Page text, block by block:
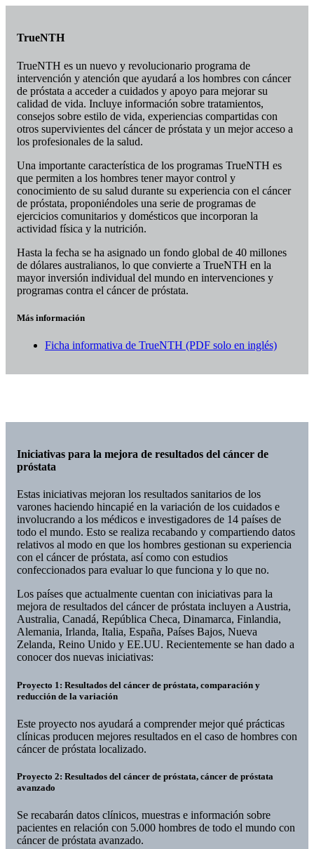
TrueNTH
TrueNTH es un nuevo y revolucionario programa de
intervención y atención que ayudará a los hombres con cáncer
de próstata a acceder a cuidados y apoyo para mejorar su
calidad de vida. Incluye información sobre tratamientos,
consejos sobre estilo de vida, experiencias compartidas con
otros supervivientes del cáncer de próstata y un mejor acceso a
los profesionales de la salud.
Una importante característica de los programas TrueNTH es
que permiten a los hombres tener mayor control y
conocimiento de su salud durante su experiencia con el cáncer
de próstata, proponiéndoles una serie de programas de
ejercicios comunitarios y domésticos que incorporan la
actividad física y la nutrición.
Hasta la fecha se ha asignado un fondo global de 40 millones
de dólares australianos, lo que convierte a TrueNTH en la
mayor inversión individual del mundo en intervenciones y
programas contra el cáncer de próstata.
Más información
Ficha informativa de TrueNTH (PDF solo en inglés)
Iniciativas para la mejora de resultados del cáncer de
próstata
Estas iniciativas mejoran los resultados sanitarios de los
varones haciendo hincapié en la variación de los cuidados e
involucrando a los médicos e investigadores de 14 países de
todo el mundo. Esto se realiza recabando y compartiendo datos
relativos al modo en que los hombres gestionan su experiencia
con el cáncer de próstata, así como con estudios
confeccionados para evaluar lo que funciona y lo que no.
Los países que actualmente cuentan con iniciativas para la
mejora de resultados del cáncer de próstata incluyen a Austria,
Australia, Canadá, República Checa, Dinamarca, Finlandia,
Alemania, Irlanda, Italia, España, Países Bajos, Nueva
Zelanda, Reino Unido y EE.UU. Recientemente se han dado a
conocer dos nuevas iniciativas:
Proyecto 1: Resultados del cáncer de próstata, comparación y
reducción de la variación
Este proyecto nos ayudará a comprender mejor qué prácticas
clínicas producen mejores resultados en el caso de hombres con
cáncer de próstata localizado.
Proyecto 2: Resultados del cáncer de próstata, cáncer de próstata
avanzado
Se recabarán datos clínicos, muestras e información sobre
pacientes en relación con 5.000 hombres de todo el mundo con
cáncer de próstata avanzado.